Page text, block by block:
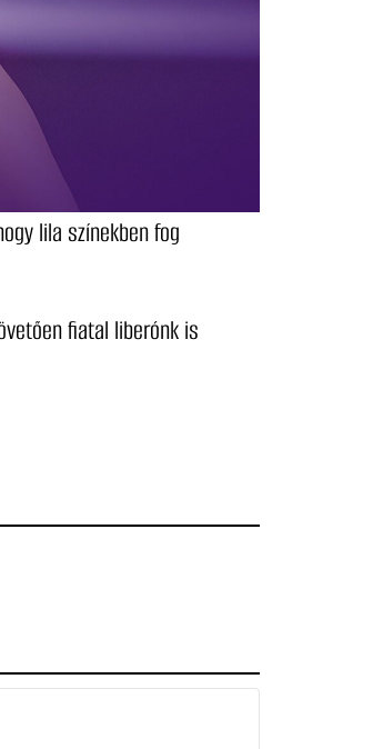
lila színekben fog
fiatal liberónk is